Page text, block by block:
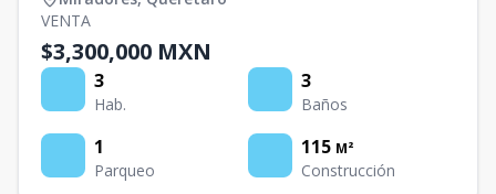
VENTA
$3,300,000 MXN
3
Hab.
3
Baños
1
Parqueo
115 M²
Construcción